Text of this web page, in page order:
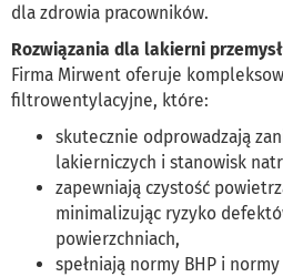
dla zdrowia pracowników.
Rozwiązania dla lakierni
Firma Mirwent oferuje
filtrowentylacyjne, które:
skutecznie odprowadzają
lakierniczych i stanowisk
zapewniają czystość
minimalizując ryzyko
powierzchniach,
spełniają normy BHP i